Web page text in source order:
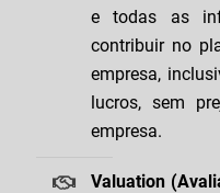
e todas as
contribuir no
empresa,
lucros, sem
empresa.
Valuation